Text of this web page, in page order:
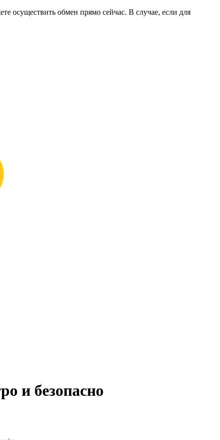
осуществить обмен прямо сейчас. В случае, если для
и безопасно